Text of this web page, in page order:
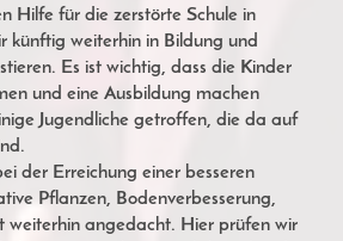
Hilfe für die zerstörte Schule in
künftig weiterhin in Bildung und
Es ist wichtig, dass die Kinder
und eine Ausbildung machen
Jugendliche getroffen, die da auf
der Erreichung einer besseren
Pflanzen, Bodenverbesserung,
weiterhin angedacht. Hier prüfen wir